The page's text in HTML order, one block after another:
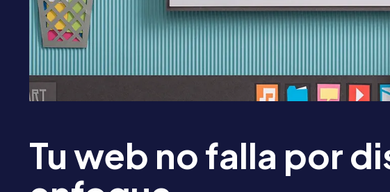
Tu web no falla por